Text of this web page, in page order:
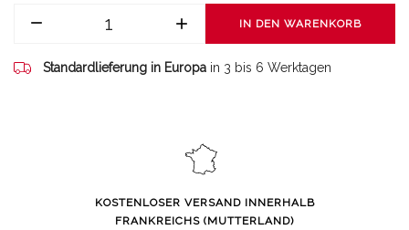
IN DEN WARENKORB
Standardlieferung in Europa in 3 bis 6 Werktagen
KOSTENLOSER VERSAND INNERHALB
FRANKREICHS (MUTTERLAND)